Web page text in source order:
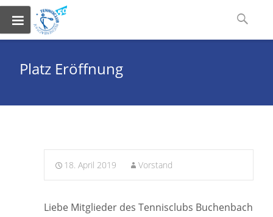
to
content
Suchen
Platz Eröffnung
18. April 2019 Vorstand
Liebe Mitglieder des Tennisclubs Buchenbach